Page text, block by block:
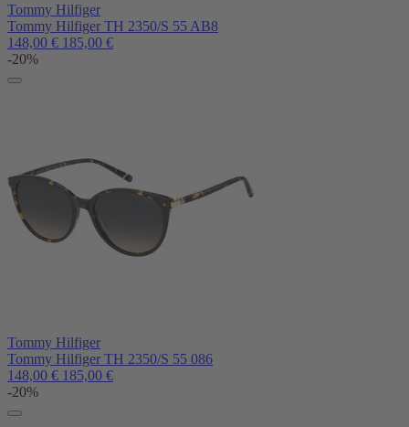
Tommy Hilfiger
Tommy Hilfiger TH 2350/S 55 AB8
148,00 € 185,00 €
-20%
Tommy Hilfiger
Tommy Hilfiger TH 2350/S 55 086
148,00 € 185,00 €
-20%